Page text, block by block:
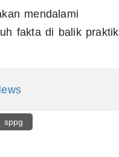
mendalami
fakta di balik praktik
sppg